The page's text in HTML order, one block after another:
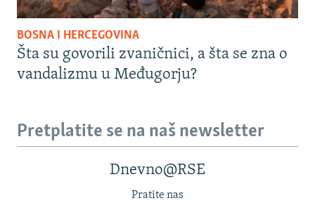
BOSNA I HERCEGOVINA
Šta su govorili zvaničnici, a šta se zna o
vandalizmu u Međugorju?
Pretplatite se na naš newsletter
Dnevno@RSE
Pratite nas